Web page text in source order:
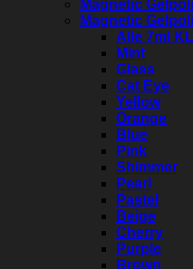
Magnetic
Magnetic
Alle 7ml
Mint
Glass
Cat Eye
Yellow
Orange
Blue
Pink
Shimmer
Pearl
Pastel
Beige
Cherry
Purple
Brown